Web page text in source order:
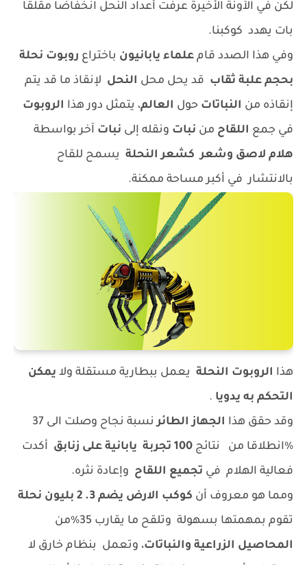
لكن في الآونة الأخيرة عرفت أعداد النحل انخفاضا مقلقا
بات يهدد كوكبنا.
وفي هذا الصدد قام علماء يابانيون باختراع روبوت نحلة
بحجم علبة ثقاب قد يحل محل النحل لإنقاذ ما قد يتم
إنقاذه من النباتات حول العالم، يتمثل دور هذا الروبوت
في جمع اللقاح من نبات ونقله إلى نبات آخر بواسطة
هلام لاصق وشعر كشعر النحلة يسمح للقاح
بالانتشار في أكبر مساحة ممكنة.
هذا الروبوت النحلة يعمل ببطارية مستقلة ولا يمكن
التحكم به يدويا .
وقد حقق هذا الجهاز الطائر
نسبة نجاح وصلت الى 37
%انطلاقا من نتائج 100 تجربة يابانية على زنابق
أكدت
فعالية الهلام في تجميع اللقاح وإعادة نثره.
ومما هو معروف أن كوكب الارض يضم 3. 2 بليون نحلة
تقوم بمهمتها بسهولة وتلقح ما يقارب 35%من
المحاصيل الزراعية والنباتات، وتعمل بنظام خارق لا